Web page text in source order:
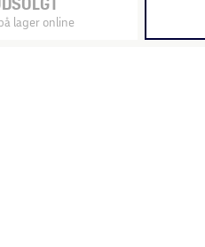
lager online